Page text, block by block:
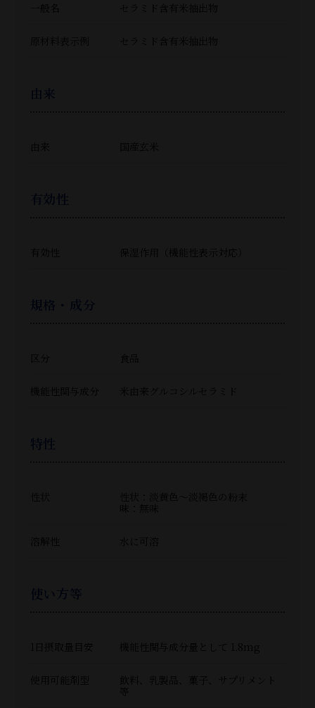
一般名 セラミド含有米抽出物
原材料表示例 セラミド含有米抽出物
由来
由来 国産玄米
有効性
有効性 保湿作用（機能性表示対応）
規格・成分
区分 食品
機能性関与成分 米由来グルコシルセラミド
特性
性状
性状：淡黄色～淡褐色の粉末
味：無味
溶解性 水に可溶
使い方等
1日摂取量目安 機能性関与成分量として 1.8mg
使用可能剤型
飲料、乳製品、菓子、サプリメント
等